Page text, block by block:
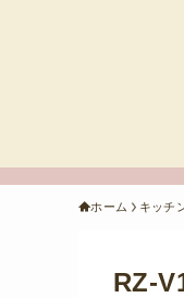
ホーム キッチ
RZ-